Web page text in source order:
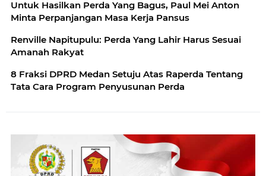
Untuk Hasilkan Perda Yang Bagus, Paul Mei Anton
Minta Perpanjangan Masa Kerja Pansus
Renville Napitupulu: Perda Yang Lahir Harus Sesuai
Amanah Rakyat
8 Fraksi DPRD Medan Setuju Atas Raperda Tentang
Tata Cara Program Penyusunan Perda